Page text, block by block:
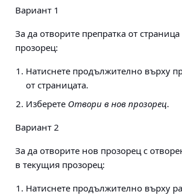
Вариант 1
За да отворите препратка от
прозорец:
Натиснете продължително върху
от страницата.
Изберете Отвори в нов прозорец.
Вариант 2
За да отворите нов прозорец с
в текущия прозорец:
Натиснете продължително върху